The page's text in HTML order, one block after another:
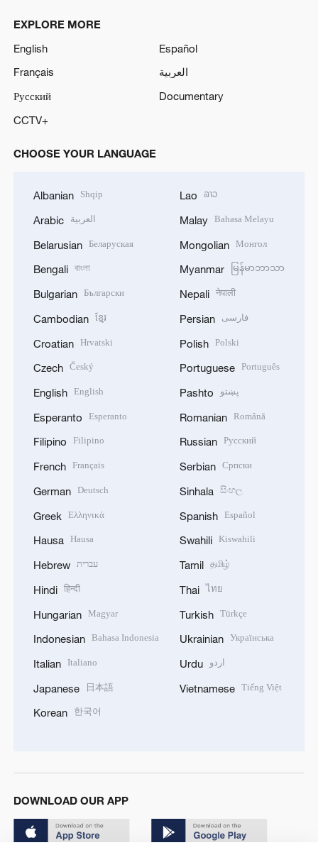
EXPLORE MORE
English
Español
Français
العربية
Русский
Documentary
CCTV+
CHOOSE YOUR LANGUAGE
Albanian Shqip
Arabic العربية
Belarusian Беларуская
Bengali বাংলা
Bulgarian Български
Cambodian ខ្មែរ
Croatian Hrvatski
Czech Český
English English
Esperanto Esperanto
Filipino Filipino
French Français
German Deutsch
Greek Ελληνικά
Hausa Hausa
Hebrew עברית
Hindi हिन्दी
Hungarian Magyar
Indonesian Bahasa Indonesia
Italian Italiano
Japanese 日本語
Korean 한국어
Lao ລາວ
Malay Bahasa Melayu
Mongolian Монгол
Myanmar မြန်မာဘာသာ
Nepali नेपाली
Persian فارسی
Polish Polski
Portuguese Português
Pashto پښتو
Romanian Română
Russian Русский
Serbian Српски
Sinhala සිංහල
Spanish Español
Swahili Kiswahili
Tamil தமிழ்
Thai ไทย
Turkish Türkçe
Ukrainian Українська
Urdu اردو
Vietnamese Tiếng Việt
DOWNLOAD OUR APP